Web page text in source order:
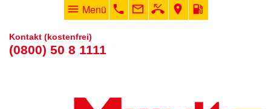
menu Menü phone mail_outline phone_missed room local_gas_station
Kontakt (kostenfrei)
(0800) 50 8 1111